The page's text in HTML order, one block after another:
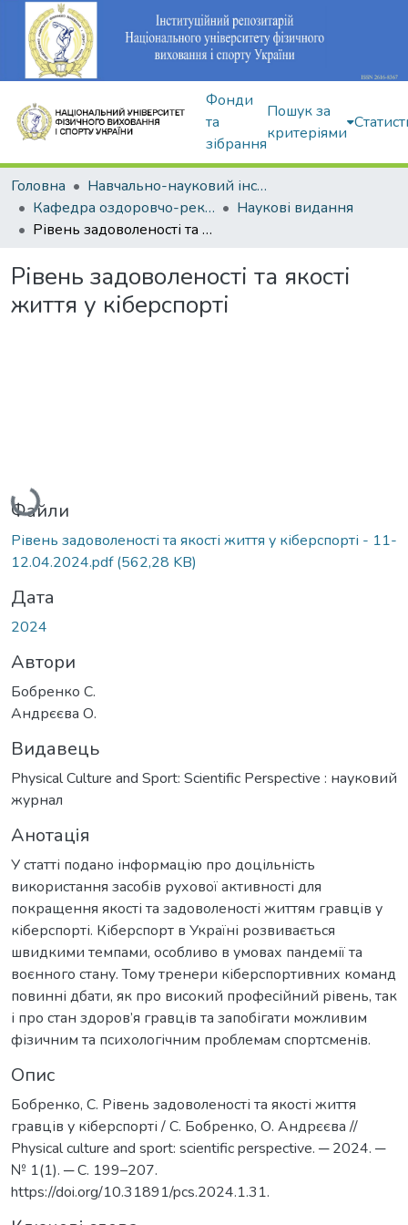
Фонди
та
зібрання
Пошук за
критеріями
Головна
Навчально-науковий інститут здоров'я, реабілітації та фізичного виховання
Кафедра оздоровчо-рекреаційної рухової активності
Наукові видання
Рівень задоволеності та якості життя у кіберспорті
Рівень задоволеності та якості
життя у кіберспорті
Вантажиться...
Файли
Рівень задоволеності та якості життя у кіберспорті - 11-
12.04.2024.pdf(562,28 KB)
Дата
2024
Автори
Бобренко С.
Андрєєва О.
Видавець
Physical Culture and Sport: Scientific Perspective : науковий
журнал
Анотація
У статті подано інформацію про доцільність
використання засобів рухової активності для
покращення якості та задоволеності життям гравців у
кіберспорті. Кіберспорт в Україні розвивається
швидкими темпами, особливо в умовах пандемії та
воєнного стану. Тому тренери кіберспортивних команд
повинні дбати, як про високий професійний рівень, так
і про стан здоров’я гравців та запобігати можливим
фізичним та психологічним проблемам спортсменів.
Опис
Бобренко, С. Рівень задоволеності та якості життя
гравців у кіберспорті / С. Бобренко, О. Андрєєва //
Physical culture and sport: scientific perspective. ─ 2024. ─
№ 1(1). ─ С. 199–207.
https://doi.org/10.31891/pcs.2024.1.31.